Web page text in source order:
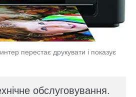
перестає друкувати і показує
обслуговування.